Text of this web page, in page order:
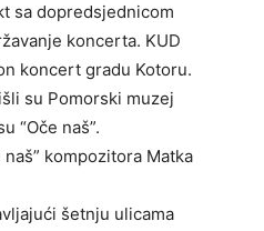
sa dopredsjednicom
koncerta. KUD
koncert gradu Kotoru.
su Pomorski muzej
“Oče naš”.
kompozitora Matka
šetnju ulicama